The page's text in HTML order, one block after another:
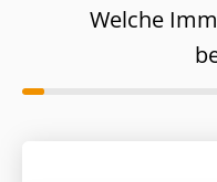
Welche